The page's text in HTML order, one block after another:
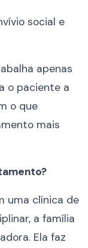
social e
apenas
o paciente a
o que
mais
uma clínica de
a família
Ela faz